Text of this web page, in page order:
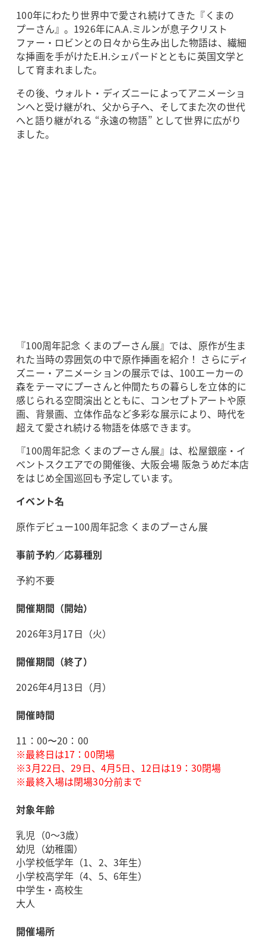
100年にわたり世界中で愛され続けてきた『くまの
プーさん』。1926年にA.A.ミルンが息子クリスト
ファー・ロビンとの日々から生み出した物語は、繊細
な挿画を手がけたE.H.シェパードとともに英国文学と
して育まれました。
その後、ウォルト・ディズニーによってアニメーショ
ンへと受け継がれ、父から子へ、そしてまた次の世代
へと語り継がれる “永遠の物語” として世界に広がり
ました。
『100周年記念 くまのプーさん展』では、原作が生ま
れた当時の雰囲気の中で原作挿画を紹介！ さらにディ
ズニー・アニメーションの展示では、100エーカーの
森をテーマにプーさんと仲間たちの暮らしを立体的に
感じられる空間演出とともに、コンセプトアートや原
画、背景画、立体作品など多彩な展示により、時代を
超えて愛され続ける物語を体感できます。
『100周年記念 くまのプーさん展』は、松屋銀座・イ
ベントスクエアでの開催後、大阪会場 阪急うめだ本店
をはじめ全国巡回も予定しています。
イベント名
原作デビュー100周年記念 くまのプーさん展
事前予約／応募種別
予約不要
開催期間（開始）
2026年3月17日（火）
開催期間（終了）
2026年4月13日（月）
開催時間
11：00〜20：00
※最終日は17：00閉場
※3月22日、29日、4月5日、12日は19：30閉場
※最終入場は閉場30分前まで
対象年齢
乳児（0～3歳）
幼児（幼稚園）
小学校低学年（1、2、3年生）
小学校高学年（4、5、6年生）
中学生・高校生
大人
開催場所